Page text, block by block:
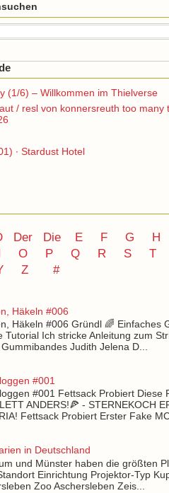
(1/6) – Willkommen im Thielverse
/ resl von konnersreuth too many
∙ Stardust Hotel
Der Die E F G
H
O P Q R S
T
Z #
Häkeln #006
Häkeln #006 Gründl 🌈 Einfaches
Tutorial Ich stricke Anleitung zum
Judith Jelena D...
#001
#001 Fettsack Probiert Diese
ANDERS!🍕 - STERNEKOCH
Fettsack Probiert Erster Fake
in Deutschland
und Münster haben die größten
Einrichtung Projektor-Typ
Zoo Aschersleben Zeis...